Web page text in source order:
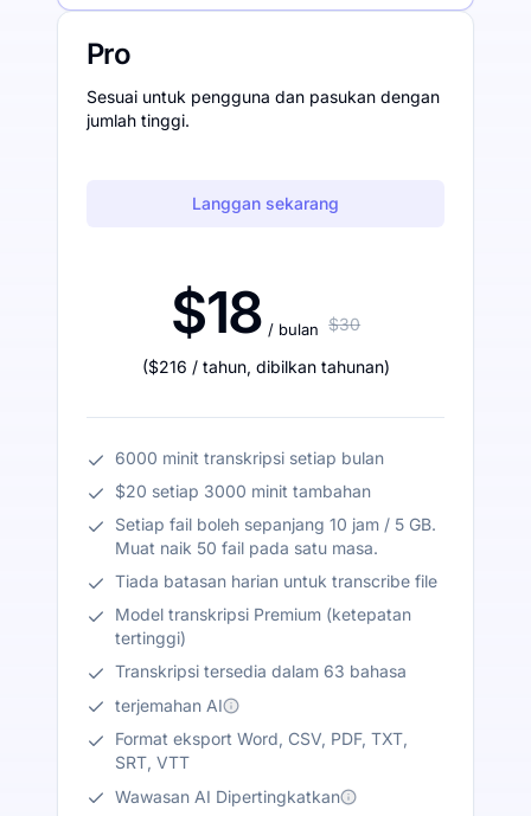
Pro
Sesuai untuk pengguna dan pasukan dengan
jumlah tinggi.
Langgan sekarang
$18 / bulan $30
($216 / tahun, dibilkan tahunan)
6000 minit transkripsi setiap bulan
$20 setiap 3000 minit tambahan
Setiap fail boleh sepanjang 10 jam / 5 GB.
Muat naik 50 fail pada satu masa.
Tiada batasan harian untuk transcribe file
Model transkripsi Premium (ketepatan
tertinggi)
Transkripsi tersedia dalam 63 bahasa
terjemahan AI
Format eksport Word, CSV, PDF, TXT,
SRT, VTT
Wawasan AI Dipertingkatkan